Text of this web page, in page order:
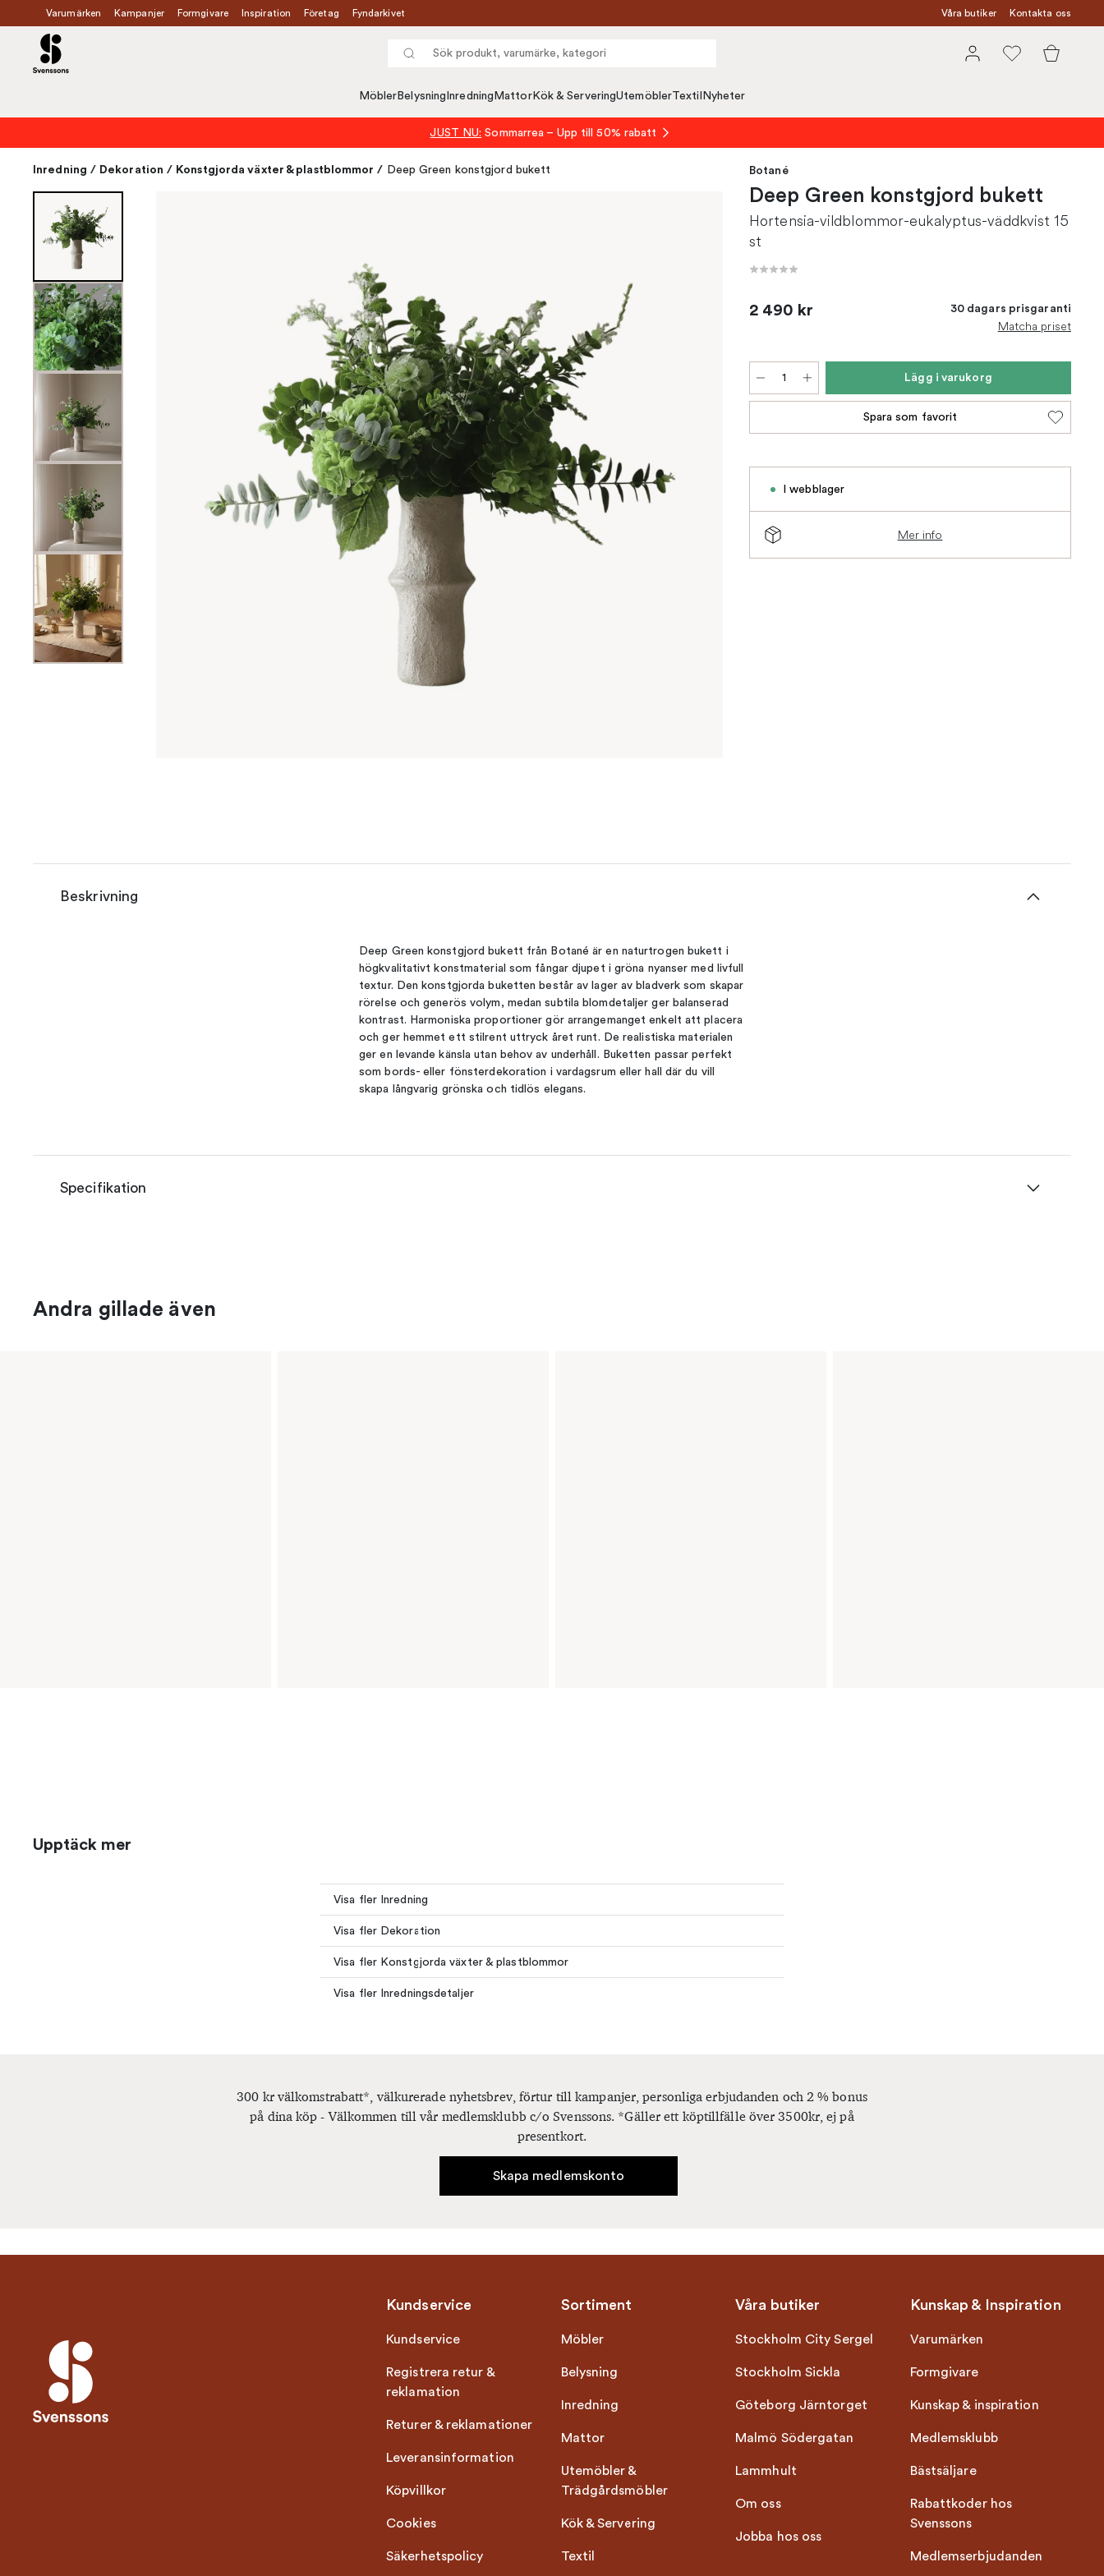
Varumärken Kampanjer Formgivare Inspiration Företag Fyndarkivet Våra butiker Kontakta oss
Möbler Belysning Inredning MattorKök & ServeringUtemöblerTextil Nyheter
JUST NU: Sommarrea – Upp till 50% rabatt
Inredning / Dekoration / Konstgjorda växter & plastblommor / Deep Green konstgjord bukett Botané
Deep Green konstgjord bukett
Hortensia-vildblommor-eukalyptus-väddkvist 15
st
2 490 kr 30 dagars prisgaranti
Matcha priset
Lägg i varukorg
Spara som favorit
I webblager
Mer info
Beskrivning
Deep Green konstgjord bukett från Botané är en naturtrogen bukett i
högkvalitativt konstmaterial som fångar djupet i gröna nyanser med livfull
textur. Den konstgjorda buketten består av lager av bladverk som skapar
rörelse och generös volym, medan subtila blomdetaljer ger balanserad
kontrast. Harmoniska proportioner gör arrangemanget enkelt att placera
och ger hemmet ett stilrent uttryck året runt. De realistiska materialen
ger en levande känsla utan behov av underhåll. Buketten passar perfekt
som bords- eller fönsterdekoration i vardagsrum eller hall där du vill
skapa långvarig grönska och tidlös elegans.
Specifikation
Andra gillade även
Upptäck mer
Visa fler Inredning
Visa fler Dekoration
Visa fler Konstgjorda växter & plastblommor
Visa fler Inredningsdetaljer
300 kr välkomstrabatt*, välkurerade nyhetsbrev, förtur till kampanjer, personliga erbjudanden och 2 % bonus
på dina köp - Välkommen till vår medlemsklubb c/o Svenssons. *Gäller ett köptillfälle över 3500kr, ej på
presentkort.
Skapa medlemskonto
Kundservice
Kundservice
Registrera retur &
reklamation
Returer & reklamationer
Leveransinformation
Köpvillkor
Cookies
Säkerhetspolicy
Sortiment
Möbler
Belysning
Inredning
Mattor
Utemöbler &
Trädgårdsmöbler
Kök & Servering
Textil
Våra butiker
Stockholm City Sergel
Stockholm Sickla
Göteborg Järntorget
Malmö Södergatan
Lammhult
Om oss
Jobba hos oss
Kunskap & Inspiration
Varumärken
Formgivare
Kunskap & inspiration
Medlemsklubb
Bästsäljare
Rabattkoder hos
Svenssons
Medlemserbjudanden